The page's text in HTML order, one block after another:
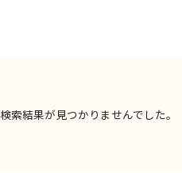
検索結果が見つかりませんでした。